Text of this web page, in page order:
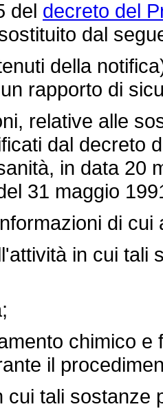
del decreto del
dal
della
rapporto di
relative alle
dal decreto
in data 20
31 maggio
di cui
in cui tali
chimico e
il
tali sostanze